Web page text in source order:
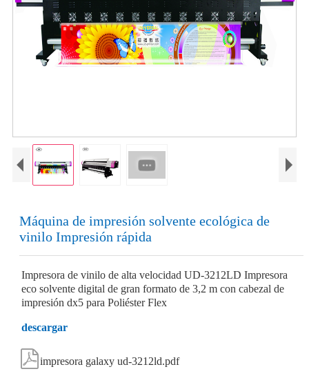
Máquina de impresión solvente ecológica de
vinilo Impresión rápida
Impresora de vinilo de alta velocidad UD-3212LD Impresora
eco solvente digital de gran formato de 3,2 m con cabezal de
impresión dx5 para Poliéster Flex
descargar
impresora galaxy ud-3212ld.pdf